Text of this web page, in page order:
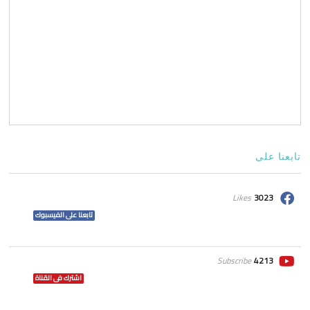
تابعنا على
3023
Likes
تابعنا على الفيسبوك
4213
Subscribe
اشترك فى القناة